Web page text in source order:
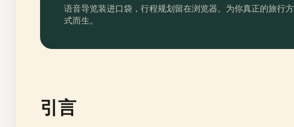
语音导览装进口袋，行程规划留在浏览器。为你真正的旅行方
式而生。
引言